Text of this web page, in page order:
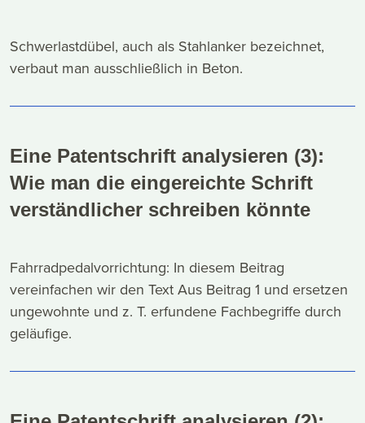
Schwerlastdübel, auch als Stahlanker bezeichnet,
verbaut man ausschließlich in Beton.
Eine Patentschrift analysieren (3):
Wie man die eingereichte Schrift
verständlicher schreiben könnte
Fahrradpedalvorrichtung: In diesem Beitrag
vereinfachen wir den Text Aus Beitrag 1 und ersetzen
ungewohnte und z. T. erfundene Fachbegriffe durch
geläufige.